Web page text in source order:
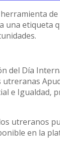
de
una etiqueta
del Día
utreranas
e Igualdad,
utreranos
en la